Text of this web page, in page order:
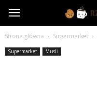
rzeczyrozne.pl
Strona główna Supermarket
Supermarket Musli